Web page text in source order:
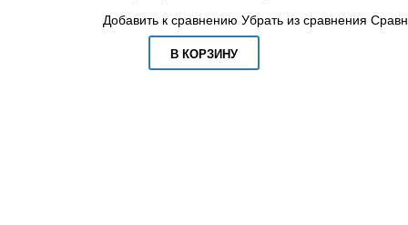
Добавить к сравнению Убрать из сравнения
В КОРЗИНУ